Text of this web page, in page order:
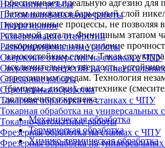
Нарезание резьбы
Плоскошлифовальные работы
Протягивание
Развертывание отверстий
Резьбошлифовальные работы
Сверление отверстий на станках с ЧПУ
Сверление отверстий на
Слесарные работы
Строгальная обработка
Токарная обработка на станках с ЧПУ
Токарная обработка на универсальных
Токарно-автоматные работы
Фрезерная обработка на станках с ЧПУ
Фрезерная обработка на универсальных
обеспечивает идеальную адгезию для
Затем наносится барьерный слой
коррозионные процессы, не позволяя
стальной детали. Финишным этапом
декорирование или усиление
износостойким слоем. Такая
исключительную твердость,
агрессивным средам. Технология
(бамперы, диски), сантехнике
долговечного крепежа.
Механическая обработка
Термическая обработка
Химико-термическая обработка